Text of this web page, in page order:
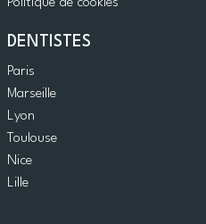
DENTISTES
Paris
Marseille
Lyon
Toulouse
Nice
Lille